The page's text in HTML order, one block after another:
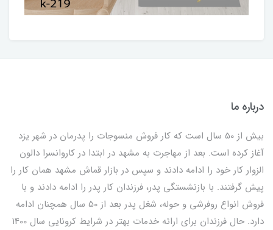
درباره ما
بیش از 50 سال است که کار فروش منسوجات را پدرمان در شهر یزد
آغاز کرده است. بعد از مهاجرت به مشهد در ابتدا در کاروانسرا دالون
الزوار کار خود را ادامه دادند و سپس در بازار قماش مشهد همان کار را
پیش گرفتند. با بازنشستگی پدر، فرزندان کار پدر را ادامه دادند و با
فروش انواع روفرشی و حوله، شغل پدر بعد از 50 سال همچنان ادامه
دارد. حال فرزندان برای ارائه خدمات بهتر در شرایط کرونایی سال 1400